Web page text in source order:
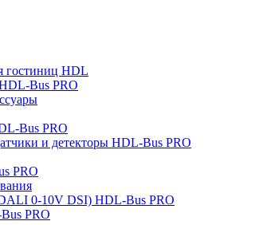
гостиниц HDL
Bus PRO
Bus PRO
и детекторы HDL-Bus PRO
PRO
0-10V DSI) HDL-Bus PRO
PRO